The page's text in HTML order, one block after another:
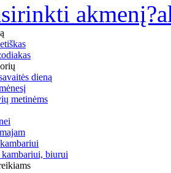
akmenį?
dieną
metinėms
biurui